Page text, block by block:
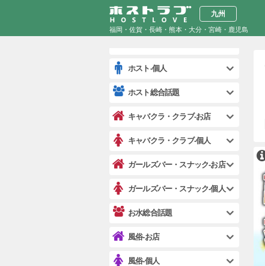
九州
福岡・佐賀・長崎・熊本・大分・宮崎・鹿児島
YouTuber・ユーチューブ (全国)
YouTube・SNS・配信
ホスト-個人
ホスト総合話題
キャバクラ・クラブ-お店
キャバクラ・クラブ-個人
ガールズバー・スナック-お店
ガールズバー・スナック-個人
お水総合話題
風俗-お店
風俗-個人